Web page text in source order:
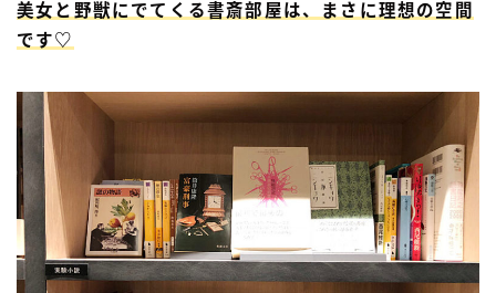
美女と野獣にでてくる書斎部屋は、まさに理想の空間
です♡